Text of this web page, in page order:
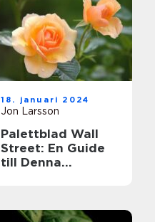
18. januari 2024
Jon Larsson
Palettblad Wall
Street: En Guide
till Denna